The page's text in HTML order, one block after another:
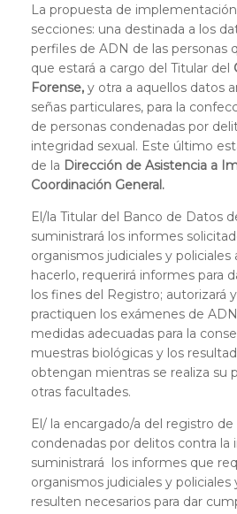
La propuesta de
secciones: una destinada a los
perfiles de ADN de las personas
que estará a cargo del Titular del
Forense, y otra a aquellos datos
señas particulares, para la
de personas condenadas por
integridad sexual. Este último
de la Dirección de Asistencia a
Coordinación General.
El/la Titular del Banco de Datos
suministrará los informes
organismos judiciales y policiales
hacerlo, requerirá informes para
los fines del Registro; autorizará
practiquen los exámenes de
medidas adecuadas para la
muestras biológicas y los
obtengan mientras se realiza su
otras facultades.
El/ la encargado/a del registro de
condenadas por delitos contra la
suministrará los informes que
organismos judiciales y policiales
resulten necesarios para dar